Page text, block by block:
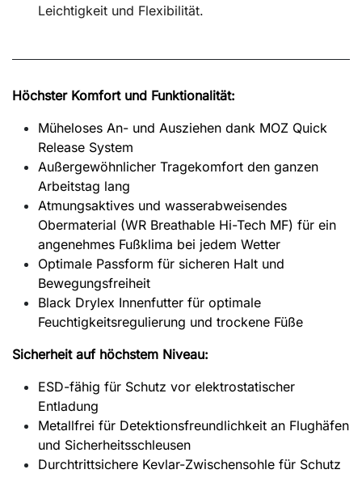
Leichtigkeit und Flexibilität.
Höchster Komfort und Funktionalität:
Müheloses An- und Ausziehen dank MOZ Quick
Release System
Außergewöhnlicher Tragekomfort den ganzen
Arbeitstag lang
Atmungsaktives und wasserabweisendes
Obermaterial (WR Breathable Hi-Tech MF) für ein
angenehmes Fußklima bei jedem Wetter
Optimale Passform für sicheren Halt und
Bewegungsfreiheit
Black Drylex Innenfutter für optimale
Feuchtigkeitsregulierung und trockene Füße
Sicherheit auf höchstem Niveau:
ESD-fähig für Schutz vor elektrostatischer
Entladung
Metallfrei für Detektionsfreundlichkeit an Flughäfen
und Sicherheitsschleusen
Durchtrittsichere Kevlar-Zwischensohle für Schutz